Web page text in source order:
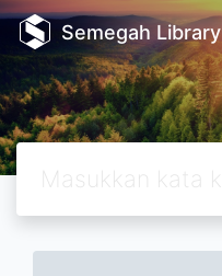
Semegah Library